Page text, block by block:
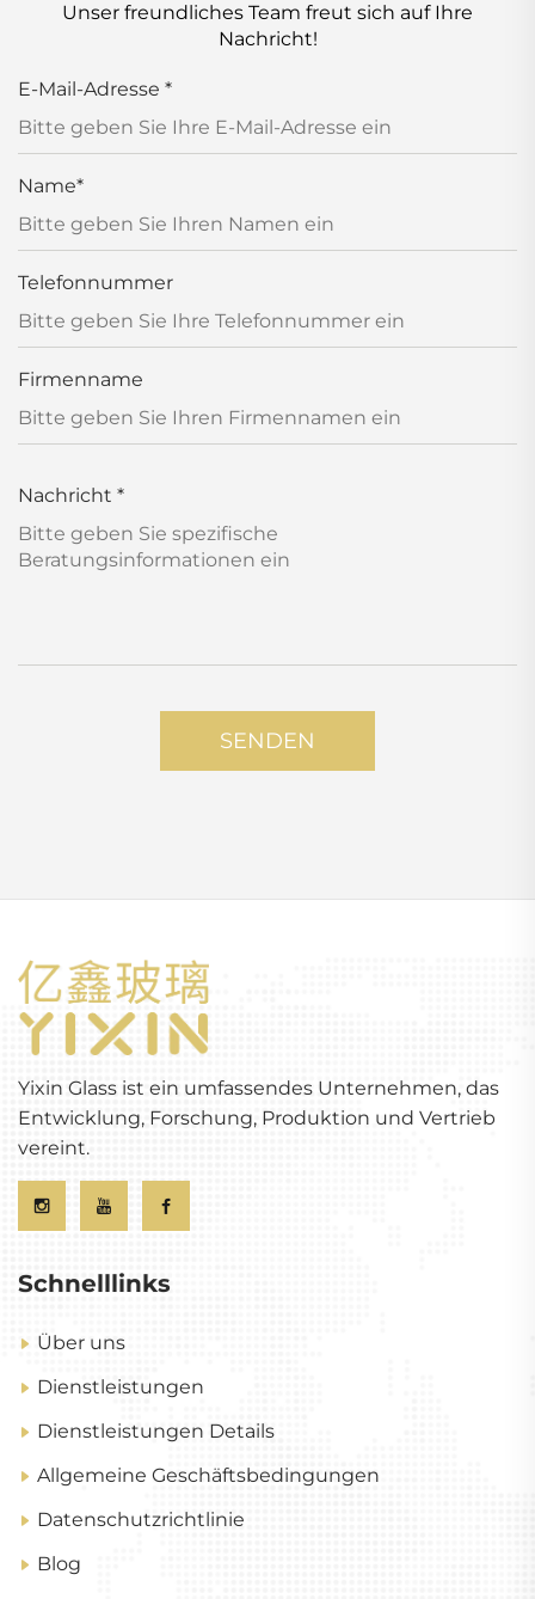
Unser freundliches Team freut sich auf Ihre
Nachricht!
E-Mail-Adresse *
Name*
Telefonnummer
Firmenname
Nachricht *
SENDEN
Yixin Glass ist ein umfassendes Unternehmen, das
Entwicklung, Forschung, Produktion und Vertrieb
vereint.
Schnelllinks
Über uns
Dienstleistungen
Dienstleistungen Details
Allgemeine Geschäftsbedingungen
Datenschutzrichtlinie
Blog